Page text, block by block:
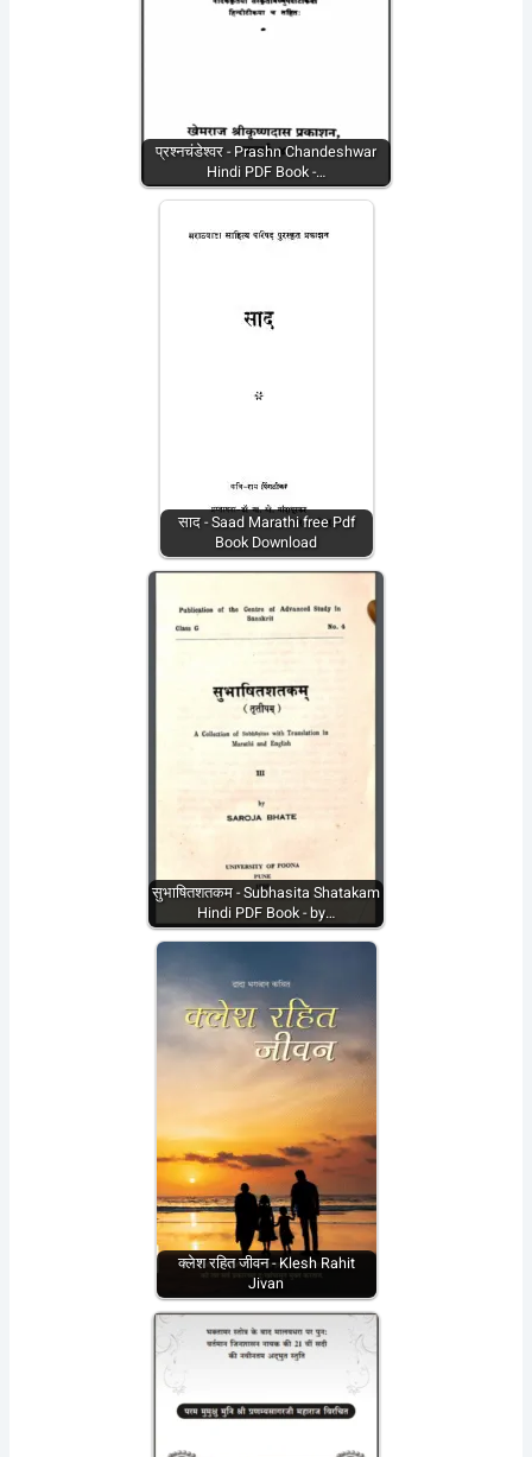
प्रश्नचंडेश्वर - Prashn Chandeshwar
Hindi PDF Book -…
साद - Saad Marathi free Pdf
Book Download
सुभाषितशतकम - Subhasita Shatakam
Hindi PDF Book - by…
क्लेश रहित जीवन - Klesh Rahit
Jivan